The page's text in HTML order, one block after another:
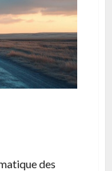
des